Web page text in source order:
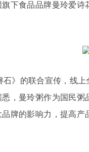
下食品品牌曼玲爱
》的联合宣传，线
，曼玲粥作为国民
牌的影响力，提高